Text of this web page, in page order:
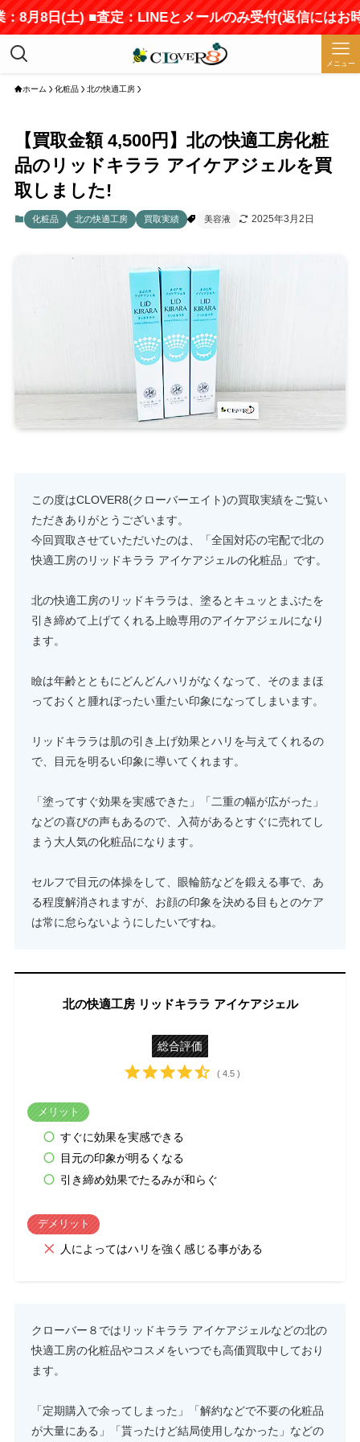
月8日(土) ■査定：LINEとメールのみ受付(返信にはお時
メニュー
ホーム 化粧品 北の快適工房
【買取金額 4,500円】北の快適工房化粧
品のリッドキララ アイケアジェルを買
取しました!
化粧品 北の快適工房 買取実績 美容液 2025年3月2日
この度はCLOVER8(クローバーエイト)の買取実績をご覧い
ただきありがとうございます。
今回買取させていただいたのは、「全国対応の宅配で北の
快適工房のリッドキララ アイケアジェルの化粧品」です。
北の快適工房のリッドキララは、塗るとキュッとまぶたを
引き締めて上げてくれる上瞼専用のアイケアジェルになり
ます。
瞼は年齢とともにどんどんハリがなくなって、そのままほ
っておくと腫れぼったい重たい印象になってしまいます。
リッドキララは肌の引き上げ効果とハリを与えてくれるの
で、目元を明るい印象に導いてくれます。
「塗ってすぐ効果を実感できた」「二重の幅が広がった」
などの喜びの声もあるので、入荷があるとすぐに売れてし
まう大人気の化粧品になります。
セルフで目元の体操をして、眼輪筋などを鍛える事で、あ
る程度解消されますが、お顔の印象を決める目もとのケア
は常に怠らないようにしたいですね。
北の快適工房 リッドキララ アイケアジェル
総合評価
( 4.5 )
メリット
すぐに効果を実感できる
目元の印象が明るくなる
引き締め効果でたるみが和らぐ
デメリット
人によってはハリを強く感じる事がある
クローバー８ではリッドキララ アイケアジェルなどの北の
快適工房の化粧品やコスメをいつでも高価買取中しており
ます。
「定期購入で余ってしまった」「解約などで不要の化粧品
が大量にある」「貰ったけど結局使用しなかった」などの